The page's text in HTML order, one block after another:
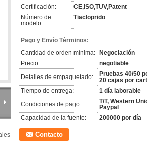
Certificación:
CE,ISO,TUV,Patent
Número de
modelo:
Tiacloprido
Pago y Envío Términos:
Cantidad de orden mínima:
Negociación
Precio:
negotiable
Detalles de empaquetado:
Pruebas 40/50
20 cajas por
Tiempo de entrega:
1 día laborable
Condiciones de pago:
T/T, Western
Paypal
Capacidad de la fuente:
200000 por día
Contacto